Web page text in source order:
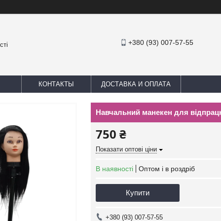
+380 (93) 007-57-55
КОНТАКТЫ ДОСТАВКА И ОПЛАТА
Навчальний манекен для
750 ₴
Показати оптові ціни
В наявності Оптом і в роздріб
Купити
+380 (93) 007-57-55